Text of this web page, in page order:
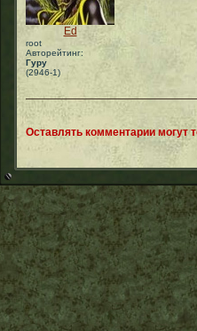
Ed
root
Авторейтинг:
Гуру
(2946-1)
Оставлять комментарии могут